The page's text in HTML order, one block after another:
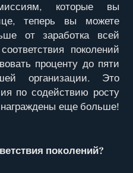
которые вы
теперь вы можете
от заработка всей
поколений
проценту до пяти
организации. Это
по содействию росту
еще больше!
поколений?